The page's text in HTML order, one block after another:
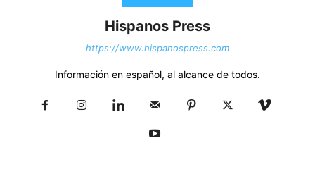
Hispanos Press
https://www.hispanospress.com
Información en español, al alcance de todos.